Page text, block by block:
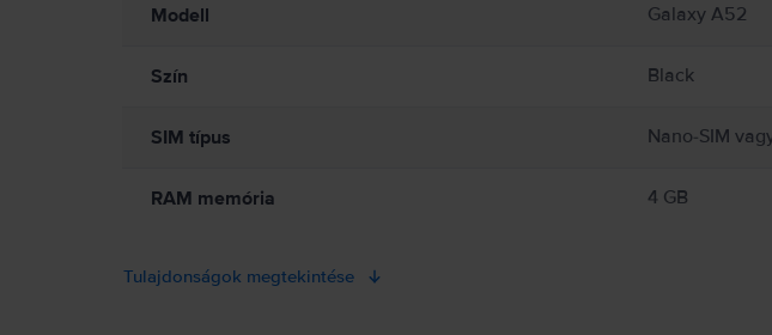
Modell Galaxy A52
Szín Black
SIM típus Nano-SIM
RAM memória 4 GB
Tulajdonságok megtekintése